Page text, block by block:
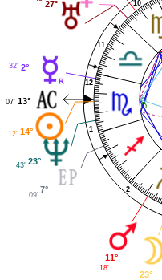
1
2
10
11
12
27°
2°
32'
13°
07'
14°
12'
23°
43'
7°
09'
11°
18'
23°